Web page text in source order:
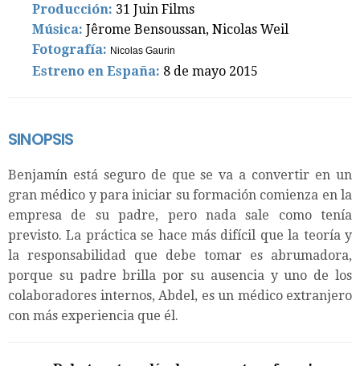
Producción: 31 Juin Films
Música: Jêrome Bensoussan, Nicolas Weil
Fotografía: Nicolas Gaurin
Estreno en España: 8 de mayo 2015
SINOPSIS
Benjamín está seguro de que se va a convertir en un
gran médico y para iniciar su formación comienza en la
empresa de su padre, pero nada sale como tenía
previsto. La práctica se hace más difícil que la teoría y
la responsabilidad que debe tomar es abrumadora,
porque su padre brilla por su ausencia y uno de los
colaboradores internos, Abdel, es un médico extranjero
con más experiencia que él.